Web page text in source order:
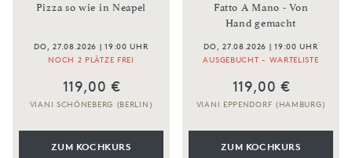
Pizza so wie in Neapel
DO, 27.08.2026 | 19:00 UHR
NOCH 2 PLÄTZE FREI
119,00 €
VIANI SCHÖNEBERG (BERLIN)
ZUM KOCHKURS
Fatto A Mano - Von
Hand gemacht
DO, 27.08.2026 | 19:00 UHR
AUSGEBUCHT - WARTELISTE
119,00 €
VIANI EPPENDORF (HAMBURG)
ZUM KOCHKURS